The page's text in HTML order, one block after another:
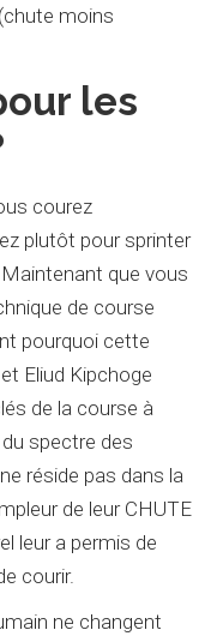
moins
les
courez
plutôt pour sprinter
que vous
de course
pourquoi cette
Eliud Kipchoge
de la course à
spectre des
réside pas dans la
de leur CHUTE
leur a permis de
courir.
ne changent